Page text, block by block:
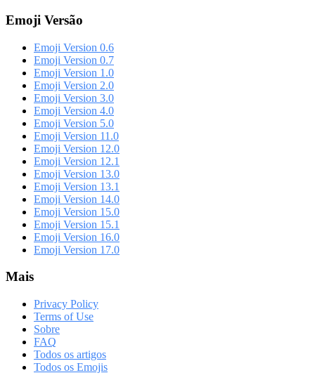
Emoji Versão
Emoji Version 0.6
Emoji Version 0.7
Emoji Version 1.0
Emoji Version 2.0
Emoji Version 3.0
Emoji Version 4.0
Emoji Version 5.0
Emoji Version 11.0
Emoji Version 12.0
Emoji Version 12.1
Emoji Version 13.0
Emoji Version 13.1
Emoji Version 14.0
Emoji Version 15.0
Emoji Version 15.1
Emoji Version 16.0
Emoji Version 17.0
Mais
Privacy Policy
Terms of Use
Sobre
FAQ
Todos os artigos
Todos os Emojis